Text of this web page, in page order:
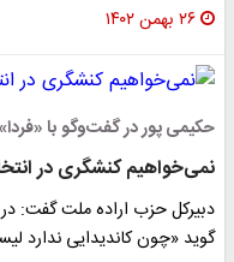
۲۶ بهمن ۱۴۰۲
حکیمی پور در گفت‌وگو با
نمی‌خواهیم کنشگری در
دبیرکل حزب اراده ملت گفت:
گوید «چون کاندیدایی ندارد